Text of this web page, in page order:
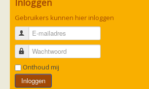
Inloggen
Gebruikers kunnen hier inloggen
E-mailadres
Wachtwoord
Onthoud mij
Inloggen